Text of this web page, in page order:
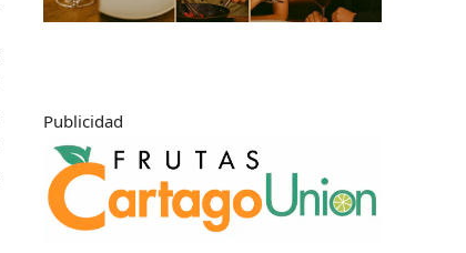
Publicidad